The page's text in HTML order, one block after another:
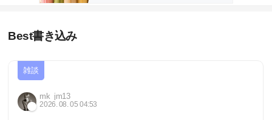
Best書き込み
雑談
mk_jm13
2026. 08. 05 04:53